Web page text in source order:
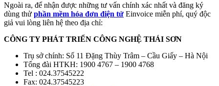
Ngoài ra, để nhận được những tư vấn chính xác nhất và đăng ký
dùng thử phần mềm hóa đơn điện tử Einvoice miễn phí, quý độc
giả vui lòng liên hệ theo địa chỉ:
CÔNG TY PHÁT TRIỂN CÔNG NGHỆ THÁI SƠN
Trụ sở chính: Số 11 Đặng Thùy Trâm – Cầu Giấy – Hà Nội
Tổng đài HTKH: 1900 4767 – 1900 4768
Tel : 024.37545222
Fax: 024.37545223